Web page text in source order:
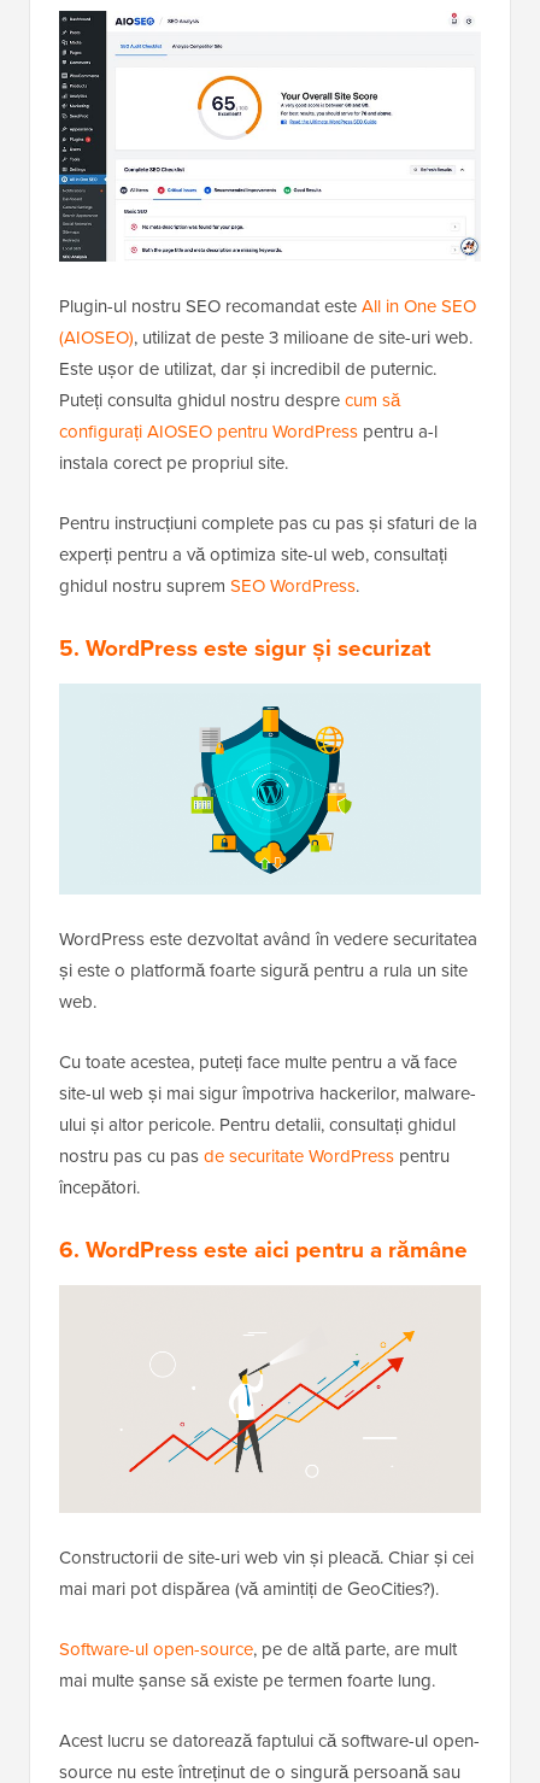
Plugin-ul nostru SEO recomandat esteAll in One SEO
(AIOSEO), utilizat de peste 3 milioane de site-uri web.
Este ușor de utilizat, dar și incredibil de puternic.
Puteți consulta ghidul nostru desprecum să
configurați AIOSEO pentru WordPress pentru a-l
instala corect pe propriul site.
Pentru instrucțiuni complete pas cu pas și sfaturi de la
experți pentru a vă optimiza site-ul web, consultați
ghidul nostru suprem SEO WordPress.
5. WordPress este sigur și securizat
WordPress este dezvoltat având în vedere securitatea
și este o platformă foarte sigură pentru a rula un site
web.
Cu toate acestea, puteți face multe pentru a vă face
site-ul web și mai sigur împotriva hackerilor, malware-
ului și altor pericole. Pentru detalii, consultați ghidul
nostru pas cu pasde securitate WordPress pentru
începători.
6. WordPress este aici pentru a rămâne
Constructorii de site-uri web vin și pleacă. Chiar și cei
mai mari pot dispărea (vă amintiți de GeoCities?).
Software-ul open-source, pe de altă parte, are mult
mai multe șanse să existe pe termen foarte lung.
Acest lucru se datorează faptului că software-ul open-
source nu este întreținut de o singură persoană sau